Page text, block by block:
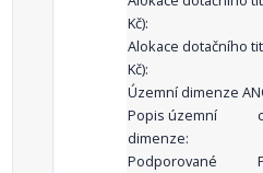
Kč):
Alokace dotačního
Kč):
Územní dimenze
Popis územní
dimenze:
Podporované